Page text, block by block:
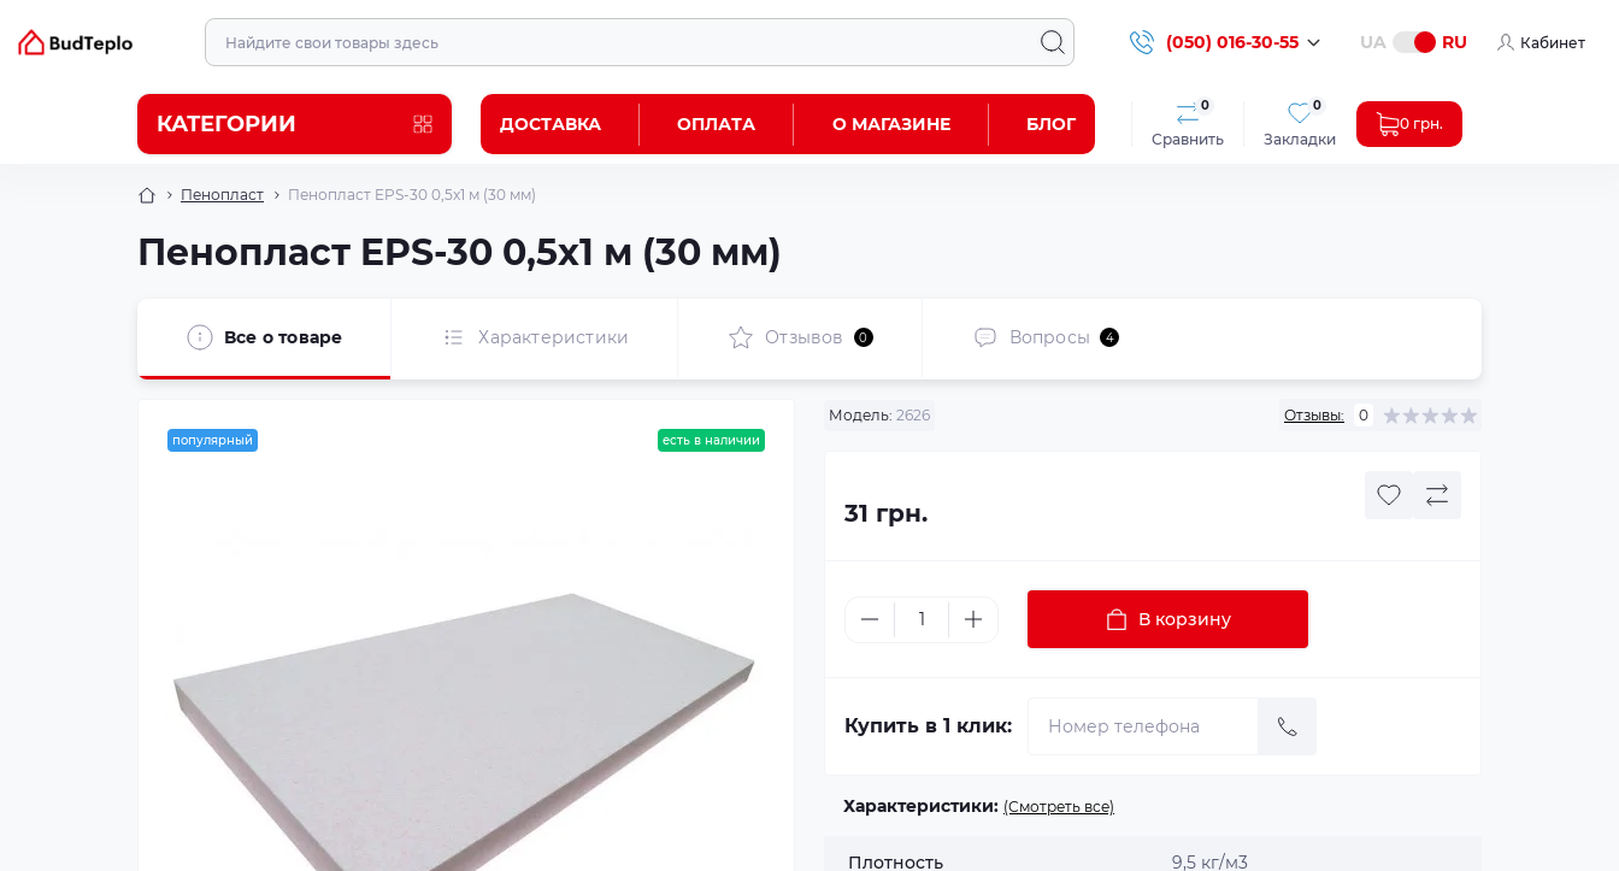
(050) 016-30-55 UA RU Кабинет
КАТЕГОРИИ ДОСТАВКА ОПЛАТА О МАГАЗИНЕ БЛОГ
Сравнить
0
Закладки
0
0 грн.
Пенопласт Пенопласт EPS-30 0,5х1 м (30 мм)
Пенопласт EPS-30 0,5х1 м (30 мм)
Все о товаре Характеристики Отзывов 0 Вопросы 4
популярный есть в наличии
Модель: 2626 Отзывы: 0
31 грн.
В корзину
Купить в 1 клик:
Характеристики: (Смотреть все)
Плотность 9,5 кг/м3